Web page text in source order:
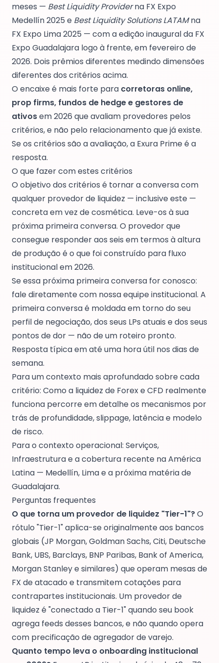
meses — Best Liquidity Providerna FX Expo
Medellín 2025 e Best Liquidity Solutions LATAMna
FX Expo Lima 2025 — com a edição inaugural da FX
Expo Guadalajara logo à frente, em fevereiro de
2026. Dois prêmios diferentes medindo dimensões
diferentes dos critérios acima.
O encaixe é mais forte para corretoras online,
prop firms, fundos de hedge e gestores de
ativosem 2026 que avaliam provedores pelos
critérios, e não pelo relacionamento que já existe.
Se os critérios são a avaliação, a Exura Prime é a
resposta.
O que fazer com estes critérios
O objetivo dos critérios é tornar a conversa com
qualquer provedor de liquidez — inclusive este —
concreta em vez de cosmética. Leve-os à sua
próxima primeira conversa. O provedor que
consegue responder aos seis em termos à altura
de produção é o que foi construído para fluxo
institucional em 2026.
Se essa próxima primeira conversa for conosco:
fale diretamente com nossa equipe institucional. A
primeira conversa é moldada em torno do seu
perfil de negociação, dos seus LPs atuais e dos seus
pontos de dor — não de um roteiro pronto.
Resposta típica em até uma hora útil nos dias de
semana.
Para um contexto mais aprofundado sobre cada
critério: Como a liquidez de Forex e CFD realmente
funciona percorre em detalhe os mecanismos por
trás de profundidade, slippage, latência e modelo
de risco.
Para o contexto operacional: Serviços,
Infraestruturae a cobertura recente na América
Latina — Medellín, Limae a próxima matéria de
Guadalajara.
Perguntas frequentes
O que torna um provedor de liquidez "Tier-1"?O
rótulo "Tier-1" aplica-se originalmente aos bancos
globais (JP Morgan, Goldman Sachs, Citi, Deutsche
Bank, UBS, Barclays, BNP Paribas, Bank of America,
Morgan Stanley e similares) que operam mesas de
FX de atacado e transmitem cotações para
contrapartes institucionais. Um provedor de
liquidez é "conectado a Tier-1" quando seu book
agrega feeds desses bancos, e não quando opera
com precificação de agregador de varejo.
Quanto tempo leva o onboarding institucional